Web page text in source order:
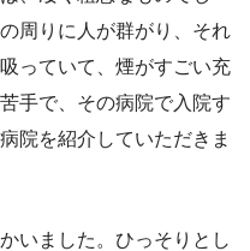
周りに人が群がり、それ
っていて、煙がすごい充
手で、その病院で入院す
院を紹介していただきま
いました。ひっそりとし